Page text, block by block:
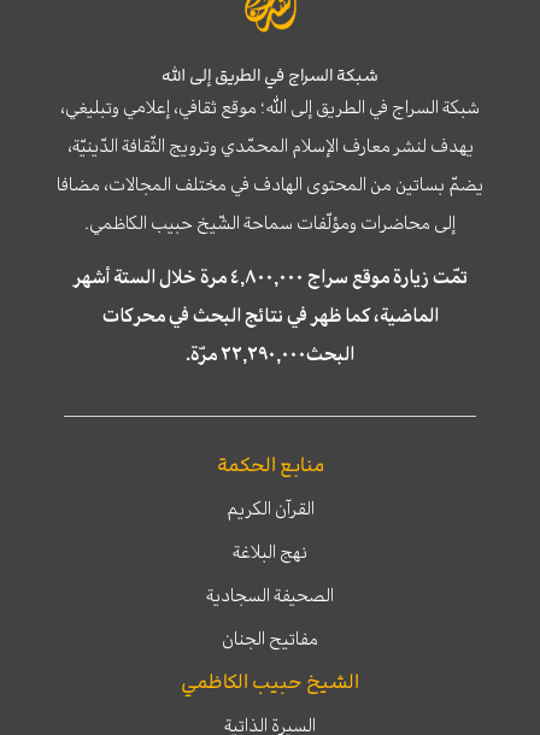
شبكة السراج في الطريق إلى الله
شبكة السراج في الطريق إلى الله؛ موقع ثقافي، إعلامي وتبليغي،
يهدف لنشر معارف الإسلام المحمّدي وترويج الثّقافة الدّينيّة،
يضمّ بساتين من المحتوى الهادف في مختلف المجالات، مضافا
إلى محاضرات ومؤلّفات سماحة الشّيخ حبيب الكاظمي.
تمّت زيارة موقع سراج ٤,٨٠٠,٠٠٠ مرة خلال الستة أشهر
الماضية، كما ظهر في نتائج البحث في محركات
البحث٢٢,٢٩٠,٠٠٠ مرّة.
منابع الحكمة
القرآن الكريم
نهج البلاغة
الصحيفة السجادية
مفاتيح الجنان
الشيخ حبيب الكاظمي
السيرة الذاتية